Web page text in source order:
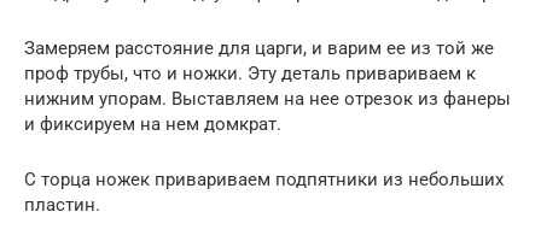
Замеряем расстояние для царги, и варим ее из той же
проф трубы, что и ножки. Эту деталь привариваем к
нижним упорам. Выставляем на нее отрезок из фанеры
и фиксируем на нем домкрат.
С торца ножек привариваем подпятники из небольших
пластин.